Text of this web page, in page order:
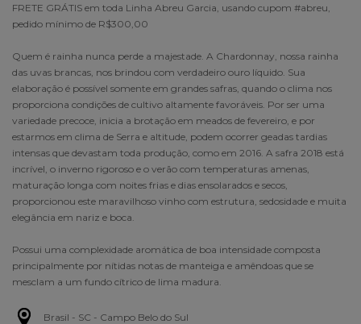
FRETE GRÁTIS em toda Linha Abreu Garcia, usando cupom #abreu,
pedido mínimo de R$300,00
Quem é rainha nunca perde a majestade. A Chardonnay, nossa rainha
das uvas brancas, nos brindou com verdadeiro ouro líquido. Sua
elaboração é possível somente em grandes safras, quando o clima nos
proporciona condições de cultivo altamente favoráveis. Por ser uma
variedade precoce, inicia a brotação em meados de fevereiro, e por
estarmos em clima de Serra e altitude, podem ocorrer geadas tardias
intensas que devastam toda produção, como em 2016. A safra 2018 está
incrível, o inverno rigoroso e o verão com temperaturas amenas,
maturação longa com noites frias e dias ensolarados e secos,
proporcionou este maravilhoso vinho com estrutura, sedosidade e muita
elegância em nariz e boca.
Possui uma complexidade aromática de boa intensidade composta
principalmente por nítidas notas de manteiga e amêndoas que se
mesclam a um fundo cítrico de lima madura.
Brasil - SC - Campo Belo do Sul